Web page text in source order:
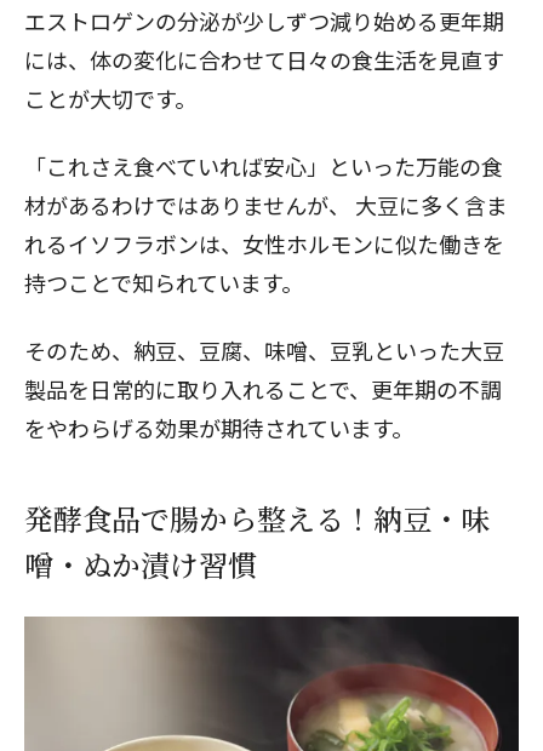
エストロゲンの分泌が少しずつ減り始める更年期
には、体の変化に合わせて日々の食生活を見直す
ことが大切です。
「これさえ食べていれば安心」といった万能の食
材があるわけではありませんが、
大豆に多く含ま
れるイソフラボンは、女性ホルモンに似た働きを
持つことで知られています。
そのため、納豆、豆腐、味噌、豆乳といった大豆
製品を日常的に取り入れることで、更年期の不調
をやわらげる効果が期待されています。
発酵食品で腸から整える！納豆・味
噌・ぬか漬け習慣